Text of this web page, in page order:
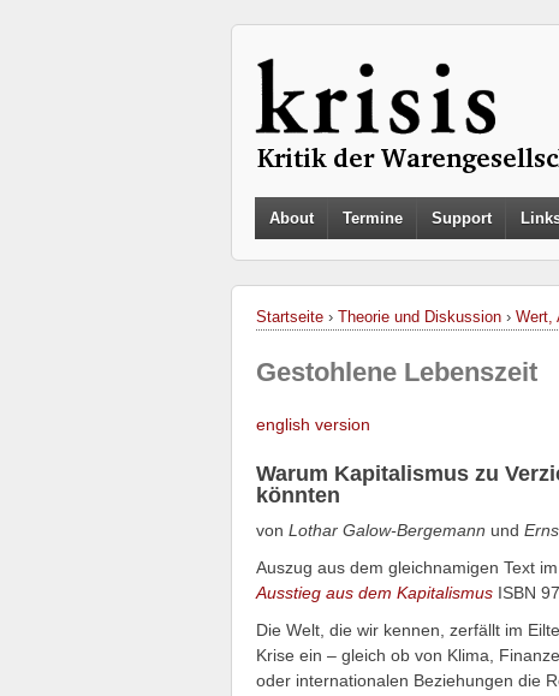
About Termine Support
Startseite › Theorie und Diskussion › Wert,
Gestohlene Lebenszeit
english version
Warum Kapitalismus zu
könnten
von Lothar Galow-Bergemann und
Auszug aus dem gleichnamigen Text
Ausstieg aus dem Kapitalismus ISBN
Die Welt, die wir kennen, zerfällt im
Krise ein – gleich ob von Klima,
oder internationalen Beziehungen die